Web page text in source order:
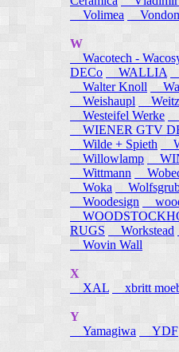
Volimea
W
Wacotech -
DECo
WALLIA
Walter Knoll
Weishaupl
Westeifel Werke
WIENER GTV
Wilde + Spieth
Willowlamp
Wittmann
Woka
Woodesign
RUGS
Workstead
Wovin Wall
X
XAL
xbritt
Y
Yamagiwa
YDF